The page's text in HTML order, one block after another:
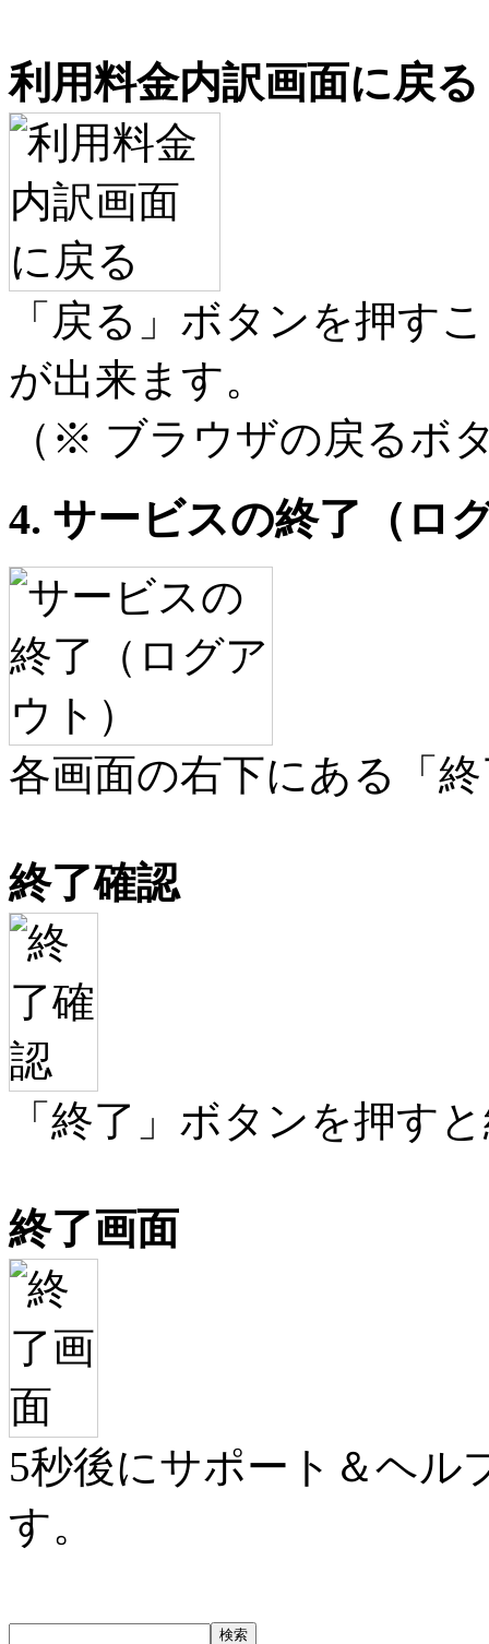
利用料金内訳画面に戻る
「戻る」ボタンを押す
が出来ます。
（※ ブラウザの戻るボ
4. サービスの終了（ロ
各画面の右下にある「
終了確認
「終了」ボタンを押す
終了画面
5秒後にサポート＆ヘル
す。